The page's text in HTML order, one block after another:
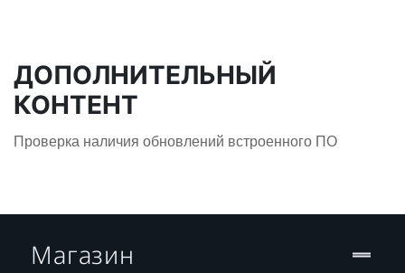
ДОПОЛНИТЕЛЬНЫЙ
КОНТЕНТ
Проверка наличия обновлений встроенного ПО
Магазин